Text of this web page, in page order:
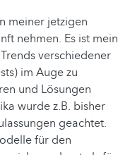
meiner jetzigen
nehmen. Es ist mein
verschiedener
im Auge zu
und Lösungen
wurde z.B. bisher
geachtet.
für den